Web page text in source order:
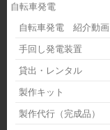
自転車発電
自転車発電 紹介動画
手回し発電装置
貸出・レンタル
製作キット
製作代行（完成品）